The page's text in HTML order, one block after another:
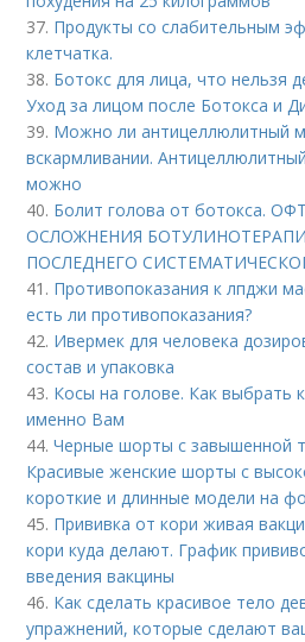
37. Продукты со слабительным
клетчатка.
38. Ботокс для лица, что нельзя
Уход за лицом после Ботокса и
39. Можно ли антицеллюлитный
вскармливании.
можно
40. Болит голова от ботокса.
ОСЛОЖНЕНИЯ
ПОСЛЕДНЕГО
41. Противопоказания к лпджи
есть ли противопоказания?
42. Ивермек для человека
состав и упаковка
43. Косы на голове. Как выбрать
именно Вам
44.Черные шорты с завышенной
Красивые женские шорты с
короткие и длинные модели на
45. Прививка от кори живая
кори куда делают. График
введения вакцины
46. Как сделать красивое тело
упражнений, которые сделают